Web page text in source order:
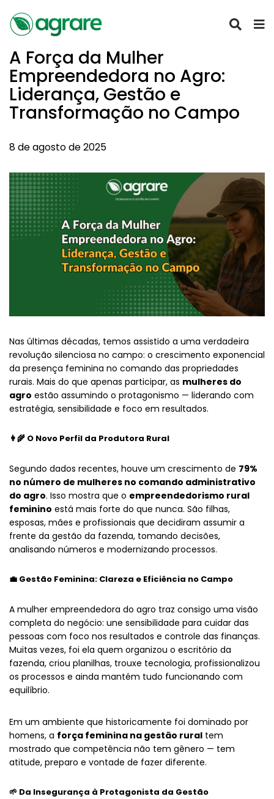
A Força da Mulher
Empreendedora no Agro:
Liderança, Gestão e
Transformação no Campo
8 de agosto de 2025
Nas últimas décadas, temos assistido a uma verdadeira
revolução silenciosa no campo: o crescimento exponencial
da presença feminina no comando das propriedades
rurais. Mais do que apenas participar, as mulheres do
agro estão assumindo o protagonismo — liderando com
estratégia, sensibilidade e foco em resultados.
👩‍🌾 O Novo Perfil da Produtora Rural
Segundo dados recentes, houve um crescimento de 79%
no número de mulheres no comando administrativo
do agro. Isso mostra que o empreendedorismo rural
feminino está mais forte do que nunca. São filhas,
esposas, mães e profissionais que decidiram assumir a
frente da gestão da fazenda, tomando decisões,
analisando números e modernizando processos.
💼 Gestão Feminina: Clareza e Eficiência no Campo
A mulher empreendedora do agro traz consigo uma visão
completa do negócio: une sensibilidade para cuidar das
pessoas com foco nos resultados e controle das finanças.
Muitas vezes, foi ela quem organizou o escritório da
fazenda, criou planilhas, trouxe tecnologia, profissionalizou
os processos e ainda mantém tudo funcionando com
equilíbrio.
Em um ambiente que historicamente foi dominado por
homens, a força feminina na gestão rural tem
mostrado que competência não tem gênero — tem
atitude, preparo e vontade de fazer diferente.
🌱 Da Insegurança à Protagonista da Gestão